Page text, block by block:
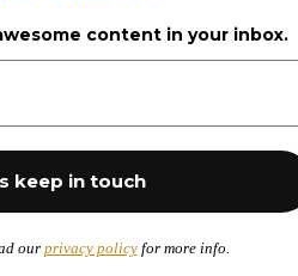
content in your inbox.
our privacy policyfor more info.